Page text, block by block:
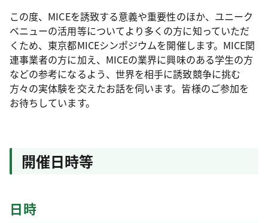
この度、MICEを誘致する意義や重要性のほか、ユニーク
ベニューの活用等についてより多くの方に知っていただ
くため、東京都MICEシンポジウムを開催します。MICE関
連事業者の方に加え、MICEの業界に興味のある学生の方
などの参考になるよう、世界を相手に誘致競争に挑む
方々の実体験を交えたお話を伺います。皆様のご参加を
お待ちしています。
開催日時等
日時